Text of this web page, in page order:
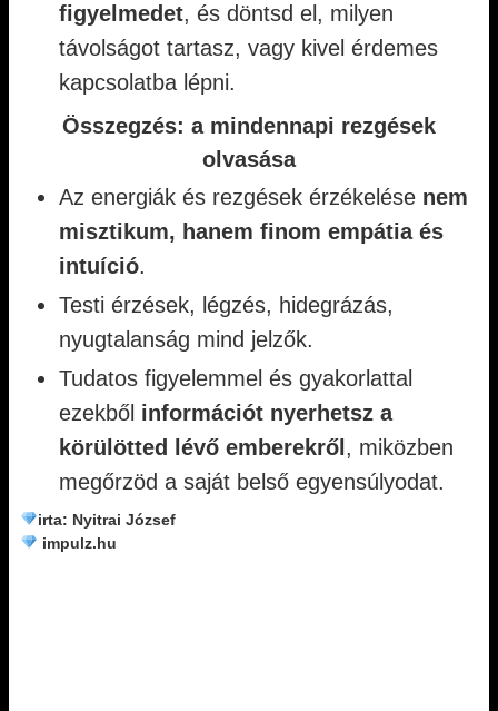
figyelmedet, és döntsd el, milyen
távolságot tartasz, vagy kivel érdemes
kapcsolatba lépni.
Összegzés: a mindennapi rezgések
olvasása
Az energiák és rezgések érzékelése nem
misztikum, hanem finom empátia és
intuíció.
Testi érzések, légzés, hidegrázás,
nyugtalanság mind jelzők.
Tudatos figyelemmel és gyakorlattal
ezekből információt nyerhetsz a
körülötted lévő emberekről , miközben
megőrzöd a saját belső egyensúlyodat.
irta: Nyitrai József
impulz.hu